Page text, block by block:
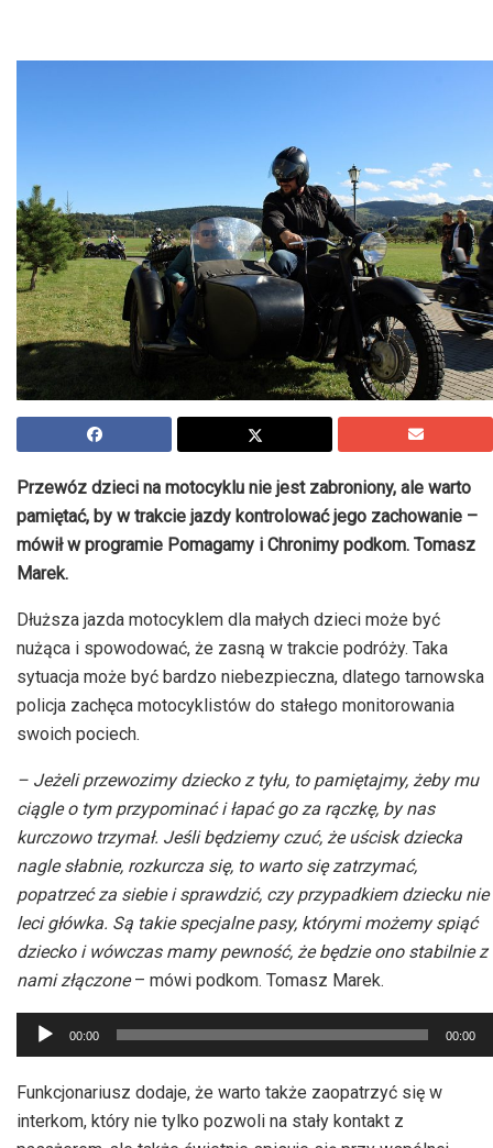
Przewóz dzieci na motocyklu nie jest zabroniony, ale warto
pamiętać, by w trakcie jazdy kontrolować jego zachowanie –
mówił w programie Pomagamy i Chronimy podkom. Tomasz
Marek.
Dłuższa jazda motocyklem dla małych dzieci może być
nużąca i spowodować, że zasną w trakcie podróży. Taka
sytuacja może być bardzo niebezpieczna, dlatego tarnowska
policja zachęca motocyklistów do stałego monitorowania
swoich pociech.
– Jeżeli przewozimy dziecko z tyłu, to pamiętajmy, żeby mu
ciągle o tym przypominać i łapać go za rączkę, by nas
kurczowo trzymał. Jeśli będziemy czuć, że uścisk dziecka
nagle słabnie, rozkurcza się, to warto się zatrzymać,
popatrzeć za siebie i sprawdzić, czy przypadkiem dziecku nie
leci główka. Są takie specjalne pasy, którymi możemy spiąć
dziecko i wówczas mamy pewność, że będzie ono stabilnie z
nami złączone– mówi podkom. Tomasz Marek.
Odtwarzacz
plików
dźwiękowych
00:00 00:00
Funkcjonariusz dodaje, że warto także zaopatrzyć się w
interkom, który nie tylko pozwoli na stały kontakt z